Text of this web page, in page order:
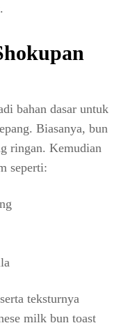
bahan dasar untuk
Biasanya, bun
ringan. Kemudian
seperti:
teksturnya
milk bun toast